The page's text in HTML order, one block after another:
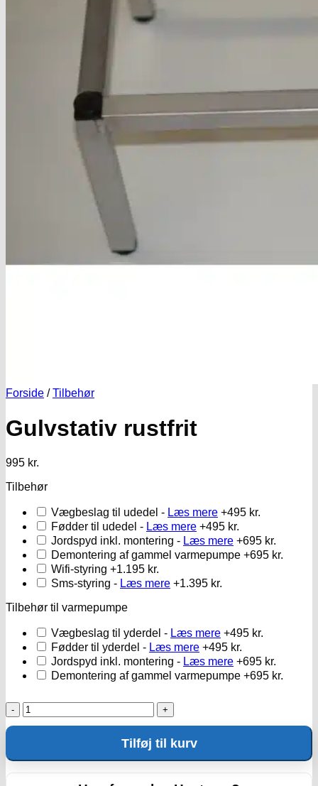
Forside / Tilbehør
Gulvstativ rustfrit
995 kr.
Tilbehør
Vægbeslag til udedel - Læs mere +495 kr.
Fødder til udedel - Læs mere +495 kr.
Jordspyd inkl. montering - Læs mere +695 kr.
Demontering af gammel varmepumpe +695 kr.
Wifi-styring +1.195 kr.
Sms-styring - Læs mere +1.395 kr.
Tilbehør til varmepumpe
Vægbeslag til yderdel - Læs mere +495 kr.
Fødder til yderdel - Læs mere +495 kr.
Jordspyd inkl. montering - Læs mere +695 kr.
Demontering af gammel varmepumpe +695 kr.
Gulvstativ
rustfrit
Tilføj til kurv